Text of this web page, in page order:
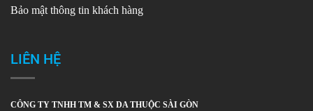
Bảo mật thông tin khách hàng
LIÊN HỆ
CÔNG TY TNHH TM & SX DA THUỘC SÀI GÒN